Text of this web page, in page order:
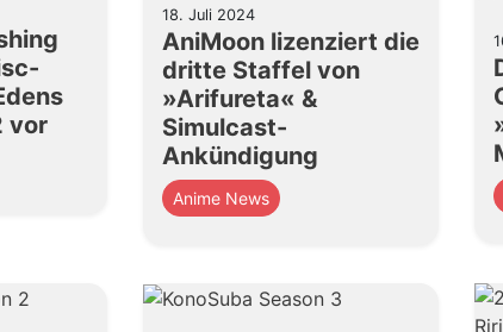
vor
18. Juli 2024
AniMoon lizenziert die
dritte Staffel von
»Arifureta« &
Simulcast-
Ankündigung
Anime News